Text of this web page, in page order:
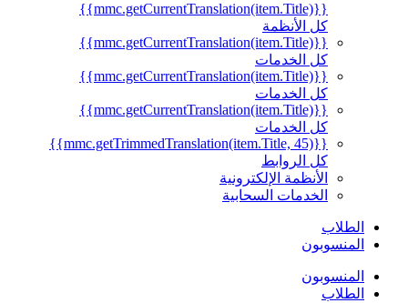
{{mmc.getCurrentTranslation(item.Title)}}
كل الأنظمة
{{mmc.getCurrentTranslation(item.Title)}}
كل الخدمات
{{mmc.getCurrentTranslation(item.Title)}}
كل الخدمات
{{mmc.getCurrentTranslation(item.Title)}}
كل الخدمات
{{mmc.getTrimmedTranslation(item.Title, 45)}}
كل الروابط
الأنظمة الإلكترونية
الخدمات السحابية
الطلاب
المنسوبون
المنسوبون
الطلاب